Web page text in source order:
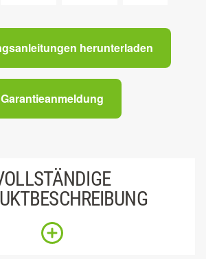
herunterladen
Garantieanmeldung